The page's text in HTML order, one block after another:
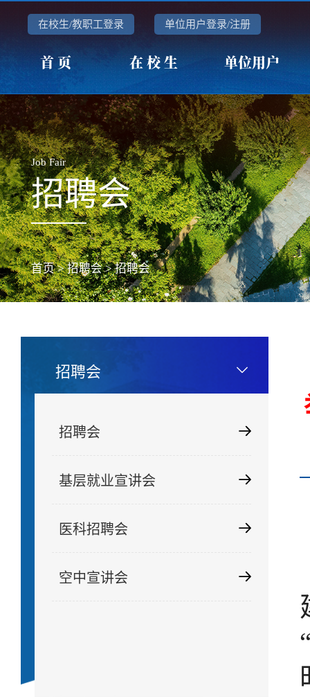
在校生/教职工登录 单位用户登录/注册
首 页 在 校 生 单位用户
Job Fair
招聘会
首页>招聘会>招聘会
招聘会
招聘会
基层就业宣讲会
医科招聘会
空中宣讲会